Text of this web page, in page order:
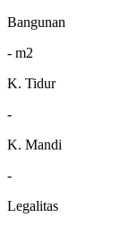
Bangunan
- m2
K. Tidur
-
K. Mandi
-
Legalitas